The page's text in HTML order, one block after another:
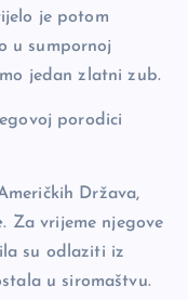
je potom
u sumpornoj
jedan zlatni zub.
porodici
Država,
. Za vrijeme njegove
su odlaziti iz
u siromaštvu.